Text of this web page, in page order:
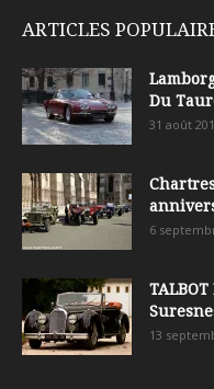
ARTICLES
Du
31 août
6
TALBOT
13